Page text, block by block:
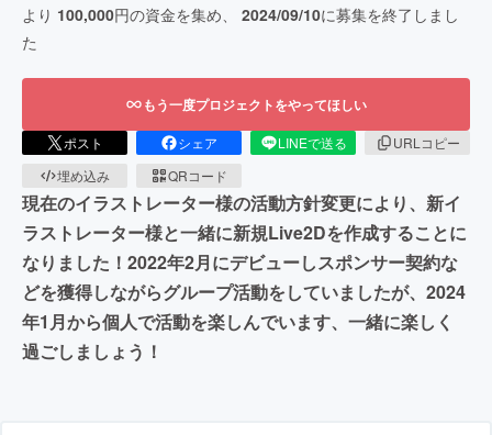
より 100,000円の資金を集め、 2024/09/10に募集を終了しまし
た
もう一度プロジェクトをやってほしい
ポスト シェア LINEで送る
URLコピー
埋め込み
QRコード
現在のイラストレーター様の活動方針変更により、新イ
ラストレーター様と一緒に新規Live2Dを作成することに
なりました！2022年2月にデビューしスポンサー契約な
どを獲得しながらグループ活動をしていましたが、2024
年1月から個人で活動を楽しんでいます️、一緒に楽しく
過ごしましょう！